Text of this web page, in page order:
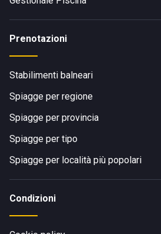
Prenotazioni
Stabilimenti balneari
Spiagge per regione
Spiagge per provincia
Spiagge per tipo
Spiagge per località più popolari
Condizioni